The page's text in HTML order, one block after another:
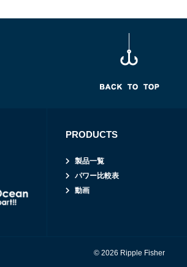
PRODUCTS
製品一覧
パワー比較表
動画
© 2026 Ripple Fisher